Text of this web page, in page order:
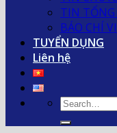
TIN TỔNG
BÁO CHÍ
TUYỂN DỤNG
Liên hệ